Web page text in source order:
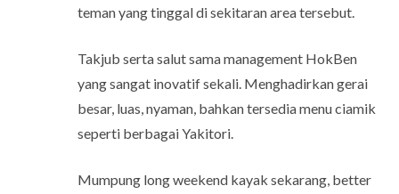
teman yang tinggal di sekitaran area tersebut.
Takjub serta salut sama management HokBen
yang sangat inovatif sekali. Menghadirkan gerai
besar, luas, nyaman, bahkan tersedia menu ciamik
seperti berbagai Yakitori.
Mumpung long weekend kayak sekarang, better